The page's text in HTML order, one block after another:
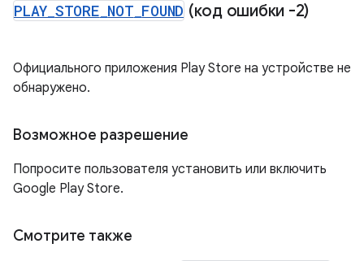
PLAY STORE NOT FOUND (код ошибки -2)
Официального приложения Play Store на устройстве не
обнаружено.
Возможное разрешение
Попросите пользователя установить или включить
Google Play Store.
Смотрите также